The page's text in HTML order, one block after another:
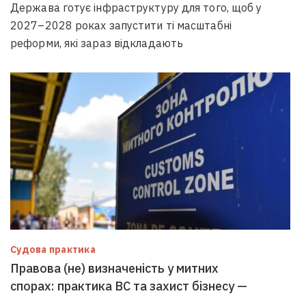
Держава готує інфраструктуру для того, щоб у
2027–2028 роках запустити ті масштабні
реформи, які зараз відкладають
Судова практика
Правова (не) визначеність у митних
спорах: практика ВС та захист бізнесу —